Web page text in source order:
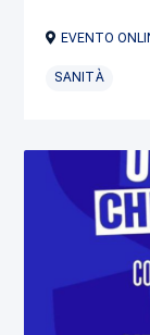
EVENTO
SANITÀ